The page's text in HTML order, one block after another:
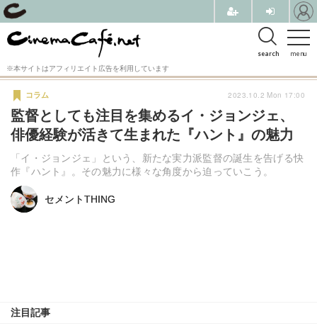
menu
search
※本サイトはアフィリエイト広告を利用しています
監督としても注目を集めるイ・ジョンジェ、
俳優経験が活きて生まれた『ハント』の魅力
「イ・ジョンジェ」という、新たな実力派監督の誕生を告げる快
作『ハント』。その魅力に様々な角度から迫っていこう。
コラム
セメントTHING
セメントTHING
注目記事
2023.10.2 Mon 17:00